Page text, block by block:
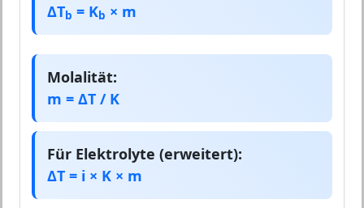
ΔTb = Kb × m
Molalität:
m = ΔT / K
Für Elektrolyte (erweitert):
ΔT = i × K × m